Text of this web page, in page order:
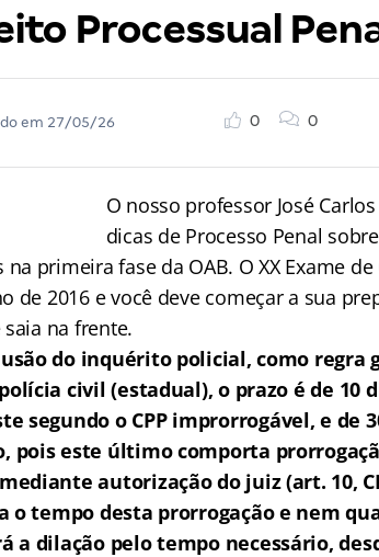
Processual
em 27/05/26
0 0
O nosso professor José
dicas de Processo Penal
primeira fase da OAB. O XX Exame
de 2016 e você deve começar a sua
na frente.
do inquérito policial, como regra
civil (estadual), o prazo é de 10
segundo o CPP improrrogável, e de
pois este último comporta
autorização do juiz (art. 10,
o tempo desta prorrogação e nem
a dilação pelo tempo necessário,